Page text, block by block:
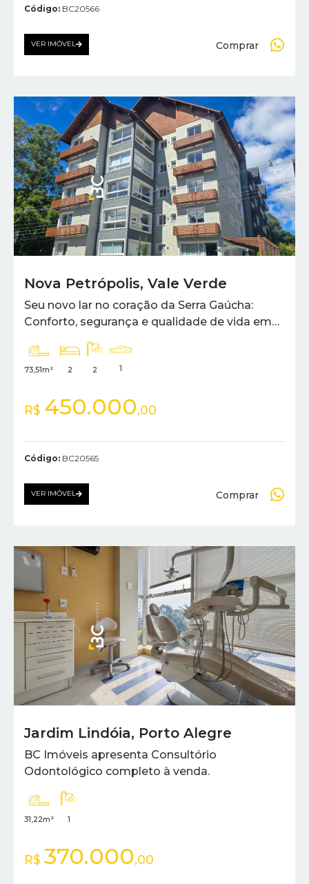
Código: BC20566
VER IMÓVEL Comprar
Nova Petrópolis, Vale Verde
Seu novo lar no coração da Serra Gaúcha:
Conforto, segurança e qualidade de vida em
73,51m² 2 2 1
R$ 450.000,00
Código: BC20565
VER IMÓVEL Comprar
Jardim Lindóia, Porto Alegre
BC Imóveis apresenta Consultório
Odontológico completo à venda.
31,22m² 1
R$ 370.000,00